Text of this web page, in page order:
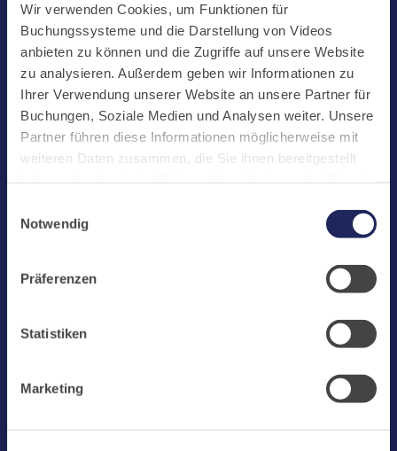
Wir verwenden Cookies, um Funktionen für
Buchungssysteme und die Darstellung von Videos
anbieten zu können und die Zugriffe auf unsere Website
zu analysieren. Außerdem geben wir Informationen zu
Ihrer Verwendung unserer Website an unsere Partner für
Buchungen, Soziale Medien und Analysen weiter. Unsere
Partner führen diese Informationen möglicherweise mit
weiteren Daten zusammen, die Sie ihnen bereitgestellt
challenges.cloudflare.com: Wir verwenden das online
Buchungssystem MEWS in unserem Hotel und unserem
übermittelt. Cookies von eu5.bookingkit.de: Wir
Buchungen von Bibliotheks- und Klosterführungen. Um
Buchungen durchführen zu können akzeptieren Sie bitte
Notwendig
Präferenzen
Statistiken
Marketing
Start
Aktuelles
Kloster
Klosterbetriebe
Spenden
Laacher See
Jobs